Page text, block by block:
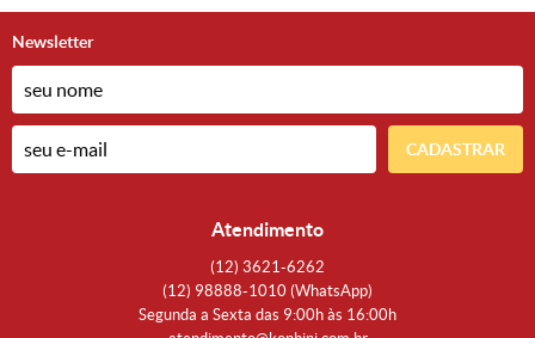
Newsletter
CADASTRAR
Atendimento
(12) 3621-6262
(12) 98888-1010 (WhatsApp)
Segunda a Sexta das 9:00h às 16:00h